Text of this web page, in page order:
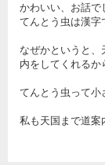
かわいい、お話で
てんとう虫は漢字
なぜかというと
内をしてくれるか
てんとう虫って小
私も天国まで道案